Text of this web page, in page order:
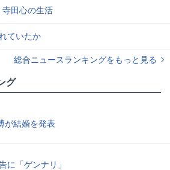
田心の生活
ていたか
総合ニュースランキングをもっと見る
グ
が結婚を発表
に「ゲンナリ」